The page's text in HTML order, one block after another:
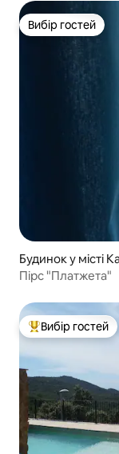
Вибір гостей
Вибір гостей
Будинок у місті
Пірс "Платжета"
Топ вибір гостей
Вибір гостей